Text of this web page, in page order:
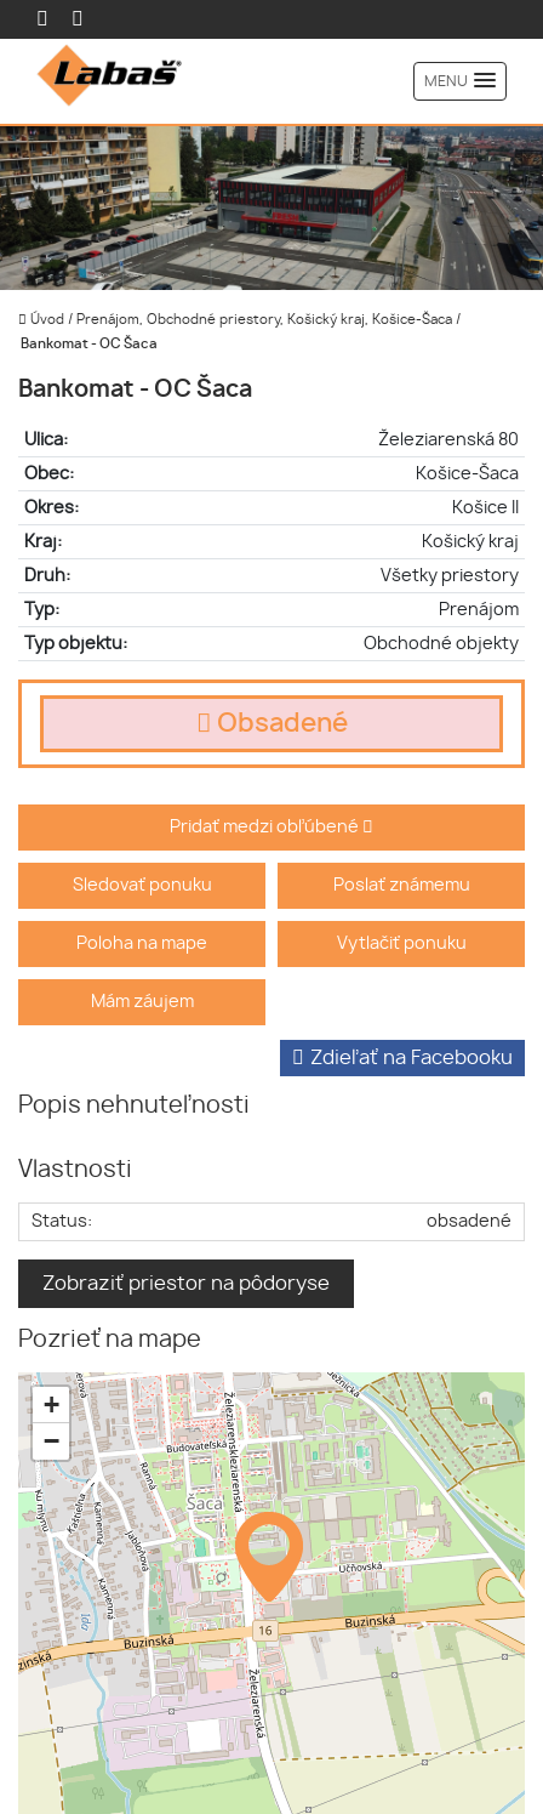
MENU
Úvod / Prenájom, Obchodné priestory, Košický kraj, Košice-Šaca /
Bankomat - OC Šaca
Bankomat - OC Šaca
Ulica:
Železiarenská 80
Obec:
Košice-Šaca
Okres:
Košice II
Kraj:
Košický kraj
Druh:
Všetky priestory
Typ:
Prenájom
Typ objektu:
Obchodné objekty
Obsadené
Pridať medzi obľúbené
Sledovať ponuku Poslať známemu
Poloha na mape Vytlačiť ponuku
Mám záujem
Popis nehnuteľnosti
Zdieľať na Facebooku
Vlastnosti
Status: obsadené
Zobraziť priestor na pôdoryse
Pozrieť na mape
+
−